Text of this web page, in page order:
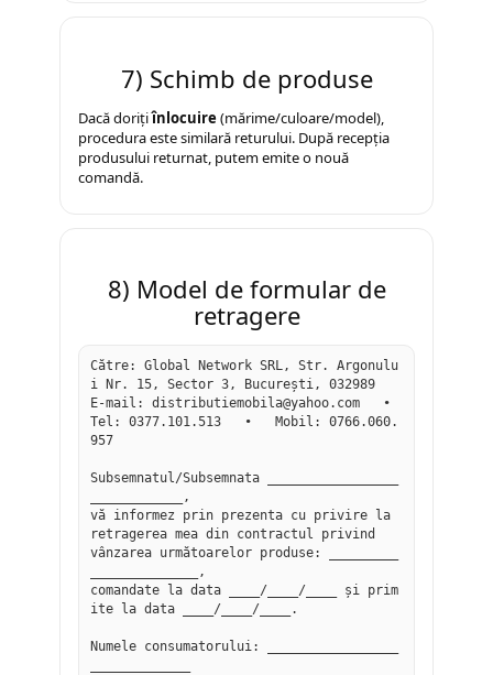
7) Schimb de produse
Dacă dorițiînlocuire (mărime/culoare/model),
procedura este similară returului. După recepția
produsului returnat, putem emite o nouă
comandă.
8) Model de formular de
retragere
Către: Global Network SRL, Str. Argonulu
i Nr. 15, Sector 3, București, 032989
E-mail: distributiemobila@yahoo.com   •
Tel: 0377.101.513   •   Mobil: 0766.060.
957
Subsemnatul/Subsemnata _________________
____________,
vă informez prin prezenta cu privire la
retragerea mea din contractul privind
vânzarea următoarelor produse: _________
______________,
comandate la data ____/____/____ și prim
ite la data ____/____/____.
Numele consumatorului: _________________